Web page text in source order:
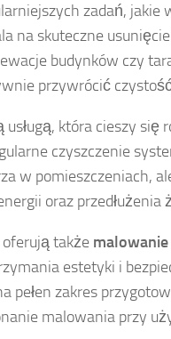
zadań,
na skuteczne
budynków czy
przywrócić
usługą, która cieszy
czyszczenie
w pomieszczeniach,
oraz
także
estetyki i
pełen zakres
malowania przy